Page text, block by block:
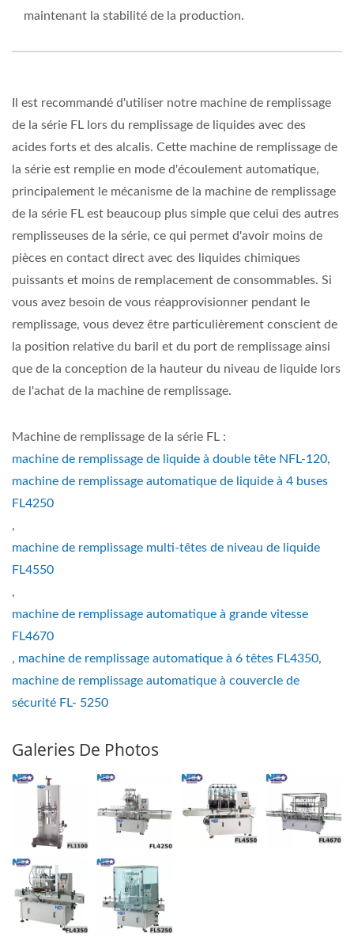
maintenant la stabilité de la production.
Il est recommandé d'utiliser notre machine de remplissage
de la série FL lors du remplissage de liquides avec des
acides forts et des alcalis. Cette machine de remplissage de
la série est remplie en mode d'écoulement automatique,
principalement le mécanisme de la machine de remplissage
de la série FL est beaucoup plus simple que celui des autres
remplisseuses de la série, ce qui permet d'avoir moins de
pièces en contact direct avec des liquides chimiques
puissants et moins de remplacement de consommables. Si
vous avez besoin de vous réapprovisionner pendant le
remplissage, vous devez être particulièrement conscient de
la position relative du baril et du port de remplissage ainsi
que de la conception de la hauteur du niveau de liquide lors
de l'achat de la machine de remplissage.
Machine de remplissage de la série FL :
machine de remplissage de liquide à double tête NFL-120,
machine de remplissage automatique de liquide à 4 buses
FL4250
,
machine de remplissage multi-têtes de niveau de liquide
FL4550
,
machine de remplissage automatique à grande vitesse
FL4670
, machine de remplissage automatique à 6 têtes FL4350,
machine de remplissage automatique à couvercle de
sécurité FL- 5250
Galeries De Photos